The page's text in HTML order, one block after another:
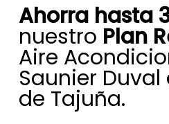
Ahorra hasta
nuestro Plan
Aire
Saunier Duval
de Tajuña.